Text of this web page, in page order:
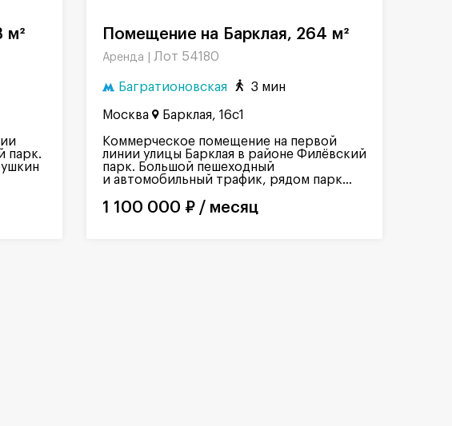
м²
парк.
Помещение на Барклая, 264 м²
Аренда | Лот 54180
Багратионовская 3 мин
Москва Барклая, 16с1
Коммерческое помещение на первой
линии улицы Барклая в районе Филёвский
парк. Большой пешеходный
и автомобильный трафик, рядом парк...
1 100 000 ₽ / месяц